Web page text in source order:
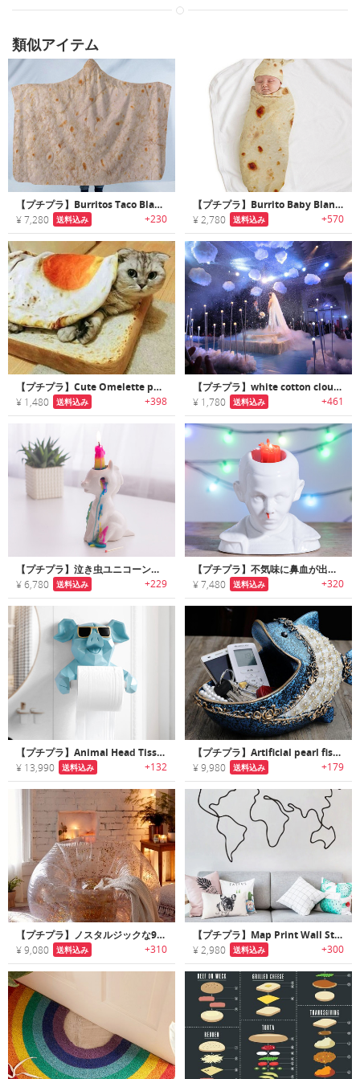
類似アイテム
【プチプラ】Burritos Taco Blanket｜リアルなブリトータコスプリントブランケット
¥ 7,280 送料込み +230
【プチプラ】Burrito Baby Blanket｜食べたくなるほどキュートなハット付きベビーブリトーブランケット
¥ 2,780 送料込み +570
【プチプラ】Cute Omelette pet Blanket｜超リアルな目玉焼きプリントペット用ブランケット
¥ 1,480 送料込み +398
【プチプラ】white cotton cloud｜部屋・空間演出に最適なリアルな雲デコレーション
¥ 1,780 送料込み +461
【プチプラ】泣き虫ユニコーンキャンドル
¥ 6,780 送料込み +229
【プチプラ】不気味に鼻血が出るキャンドルホルダー
¥ 7,480 送料込み +320
【プチプラ】Animal Head Tissue Holder｜アニマルヘッドティッシュホルダー
¥ 13,990 送料込み +132
【プチプラ】Artificial pearl fish statue｜人口パールをあしらったフィッシュアクセサリー
¥ 9,980 送料込み +179
【プチプラ】ノスタルジックな90’sテイストのエアーバブルチェア
¥ 9,080 送料込み +310
【プチプラ】Map Print Wall Sticker｜一筆書きのマップウォールステッカー
¥ 2,980 送料込み +300